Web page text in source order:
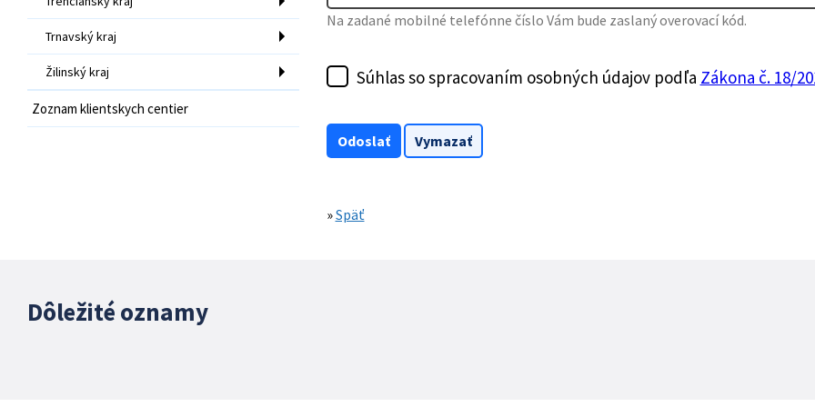
Trnavský kraj
Žilinský kraj
Zoznam klientskych centier
Na zadané mobilné telefónne číslo Vám bude zaslaný overovací kód.
Súhlas so spracovaním osobných údajov podľa Zákona č. 18/
»Späť
Dôležité oznamy